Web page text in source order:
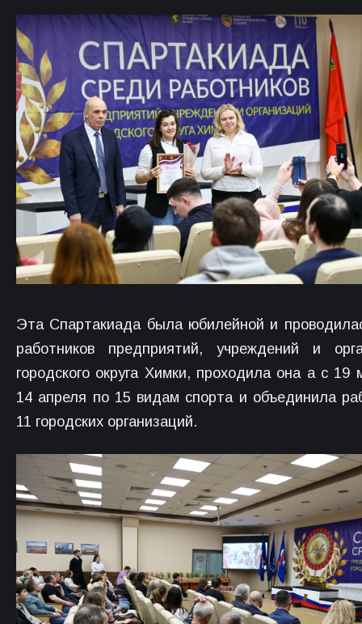
Эта Спартакиада была юбилейной и
работников предприятий, учреждений и
городского округа Химки, проходила она а с 19
14 апреля по 15 видам спорта и объединила
11 городских организаций.